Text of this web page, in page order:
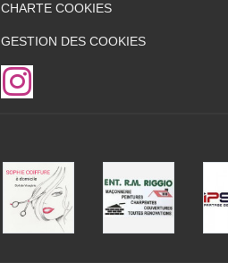
CHARTE COOKIES
GESTION DES COOKIES